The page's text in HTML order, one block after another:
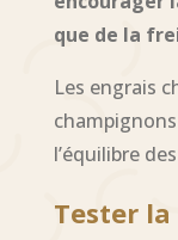
que de la
Les engrais
l’équilibre
Tester la